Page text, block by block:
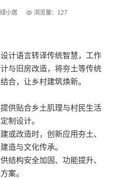
绿小居 浏览量： 127
计语言转译传统智慧，工作
与旧房改造，将夯土等传统
合，让乡村建筑焕新。
供贴合乡土肌理与村民生活
制设计。
或改造时，创新应用夯土、
造与文化传承。
结构安全加固、功能提升、
案。